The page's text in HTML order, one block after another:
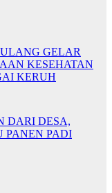
GELAR
KESEHATAN
KERUH
DARI DESA,
PANEN PADI